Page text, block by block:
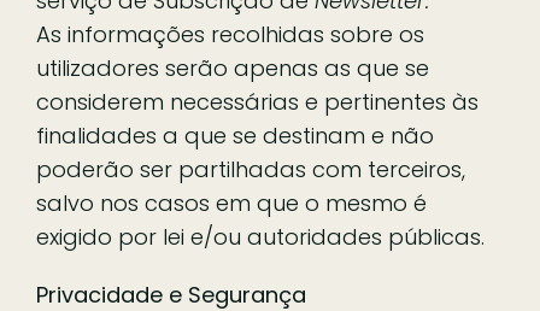
As informações recolhidas sobre os
utilizadores serão apenas as que se
considerem necessárias e pertinentes às
finalidades a que se destinam e não
poderão ser partilhadas com terceiros,
salvo nos casos em que o mesmo é
exigido por lei e/ou autoridades públicas.
Privacidade e Segurança